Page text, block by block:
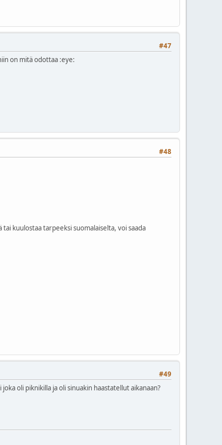
#47
on mitä odottaa :eye:
#48
kuulostaa tarpeeksi suomalaiselta, voi saada
#49
oli piknikilla ja oli sinuakin haastatellut aikanaan?